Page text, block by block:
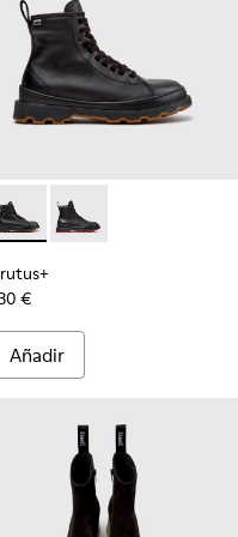
de piel para mujer.
- K400819-003 -
Brutus+ - K400819-
€
Añadir